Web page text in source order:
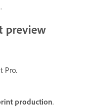
preview
Pro.
production.